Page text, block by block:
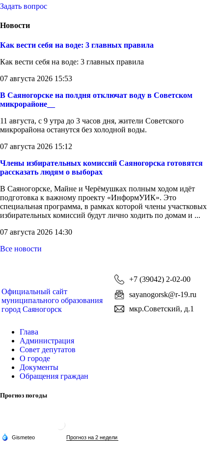
Задать вопрос
Новости
Как вести себя на воде: 3 главных правила
Как вести себя на воде: 3 главных правила
07 августа 2026 15:53
В Саяногорске на полдня отключат воду в Советском
микрорайоне__
11 августа, с 9 утра до 3 часов дня, жители Советского
микрорайона останутся без холодной воды.
07 августа 2026 15:12
Члены избирательных комиссий Саяногорска готовятся
рассказать людям о выборах
В Саяногорске, Майне и Черёмушках полным ходом идёт
подготовка к важному проекту «ИнформУИК». Это
специальная программа, в рамках которой члены участковых
избирательных комиссий будут лично ходить по домам и ...
07 августа 2026 14:30
Все новости
Официальный сайт
муниципального образования
город Саяногорск
+7 (39042) 2-02-00
sayanogorsk@r-19.ru
мкр.Советский, д.1
Глава
Администрация
Совет депутатов
О городе
Документы
Обращения граждан
Прогноз погоды